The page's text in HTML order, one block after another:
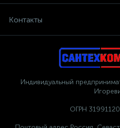
Контакты
Индивидуальный
ОГРН